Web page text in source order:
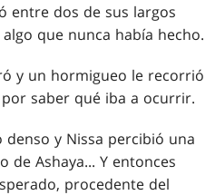
entre dos de sus largos
que nunca había hecho.
y un hormigueo le recorrió
saber qué iba a ocurrir.
denso y Nissa percibió una
de Ashaya... Y entonces
procedente del